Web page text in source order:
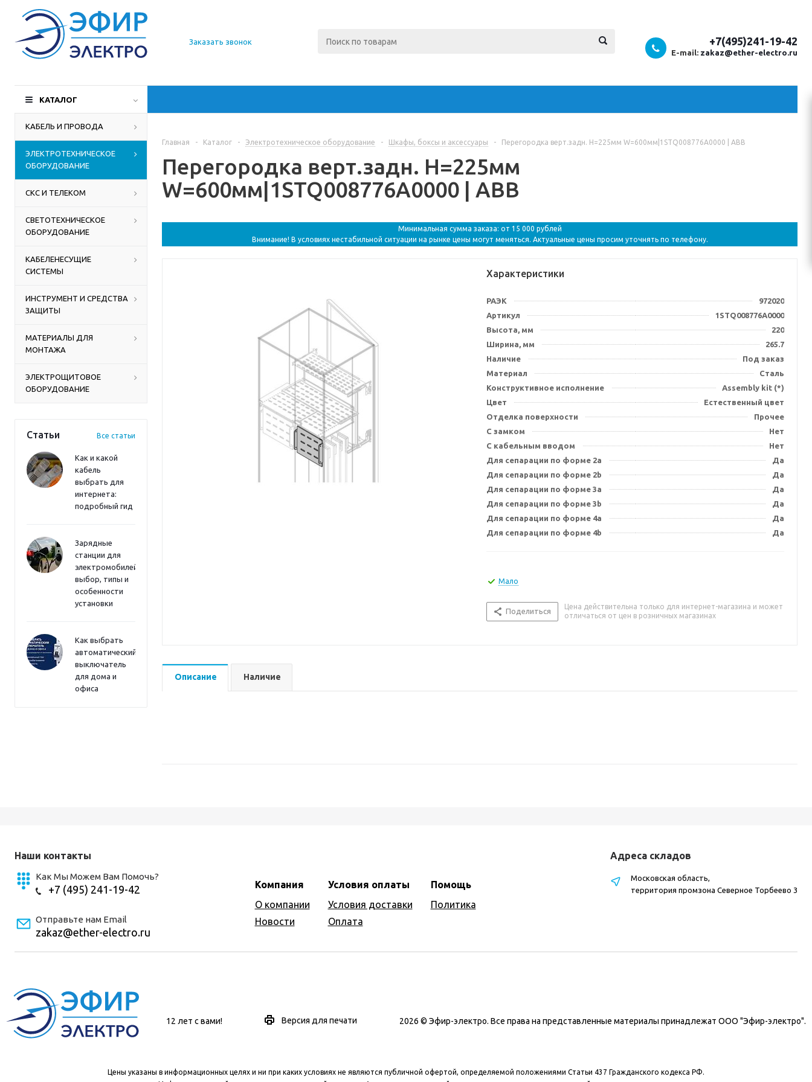
О компании
Доставка
Производители
Контакты
Заказать звонок +7(495)241-19-42
E-mail: zakaz@ether-electro.ru
КАТАЛОГ
КАБЕЛЬ И ПРОВОДА
ЭЛЕКТРОТЕХНИЧЕСКОЕ
ОБОРУДОВАНИЕ
СКС И ТЕЛЕКОМ
СВЕТОТЕХНИЧЕСКОЕ
ОБОРУДОВАНИЕ
КАБЕЛЕНЕСУЩИЕ
СИСТЕМЫ
ИНСТРУМЕНТ И СРЕДСТВА
ЗАЩИТЫ
МАТЕРИАЛЫ ДЛЯ
МОНТАЖА
ЭЛЕКТРОЩИТОВОЕ
ОБОРУДОВАНИЕ
Статьи Все статьи
Как и какой
кабель
выбрать для
интернета:
подробный гид
Зарядные
станции для
электромобилей:
выбор, типы и
особенности
установки
Как выбрать
автоматический
выключатель
для дома и
офиса
Главная - Каталог - Электротехническое оборудование - Шкафы, боксы и аксессуары - Перегородка верт.задн. H=225мм W=600мм|1STQ008776A0000 | ABB
Перегородка верт.задн. H=225мм
W=600мм|1STQ008776A0000 | ABB
Минимальная сумма заказа: от 15 000 рублей
Внимание! В условиях нестабильной ситуации на рынке цены могут меняться. Актуальные цены просим уточнять по телефону.
Характеристики
РАЭК
972020
Артикул
1STQ008776A0000
Высота, мм
220
Ширина, мм
265.7
Наличие
Под заказ
Материал
Сталь
Конструктивное исполнение
Assembly kit (*)
Цвет
Естественный цвет
Отделка поверхности
Прочее
С замком
Нет
С кабельным вводом
Нет
Для сепарации по форме 2a
Да
Для сепарации по форме 2b
Да
Для сепарации по форме 3a
Да
Для сепарации по форме 3b
Да
Для сепарации по форме 4a
Да
Для сепарации по форме 4b
Да
Мало
Поделиться
Цена действительна только для интернет-магазина и может
отличаться от цен в розничных магазинах
Описание Наличие
Наши контакты
Как Мы Можем Вам Помочь?
+7 (495) 241-19-42
Отправьте нам Email
zakaz@ether-electro.ru
Компания
О компании
Новости
Условия оплаты
Условия доставки
Оплата
Помощь
Политика
Адреса складов
Московская область,
территория промзона Северное Торбеево 3
12 лет с вами! Версия для печати 2026 © Эфир-электро. Все права на представленные материалы принадлежат ООО "Эфир-электро".
Цены указаны в информационных целях и ни при каких условиях не являются публичной офертой, определяемой положениями Статьи 437 Гражданского кодекса РФ.